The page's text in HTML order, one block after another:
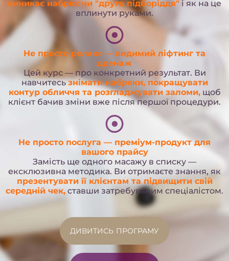
виникає набряк чи "друге підборіддя" і як на це
вплинути руками.
Не просто релакс — видимий ліфтинг та
дренаж
Цей курс — про конкретний результат. Ви
навчитесьзнімати набряки, покращувати
контур обличчя та розгладжувати заломи,щоб
клієнт бачив зміни вже після першої процедури.
Не просто послуга — преміум-продукт для
вашого прайсу
Замість ще одного масажу в списку —
ексклюзивна методика. Ви отримаєте знання, як
презентувати її клієнтам та підвищити свій
середній чек, ставши затребуваним спеціалістом.
ДИВИТИСЬ ПРОГРАМУ